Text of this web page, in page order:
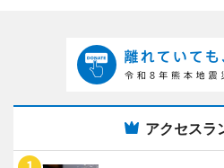
アクセスラ